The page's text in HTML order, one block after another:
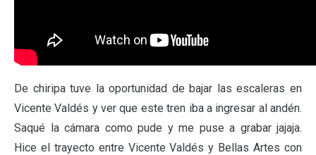
De chiripa tuve la oportunidad de bajar las escaleras en
Vicente Valdés y ver que este tren iba a ingresar al andén.
Saqué la cámara como pude y me puse a grabar jajaja.
Hice el trayecto entre Vicente Valdés y Bellas Artes con